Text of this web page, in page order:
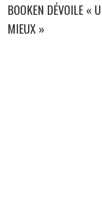
BOOKEN DÉVOILE «
MIEUX »